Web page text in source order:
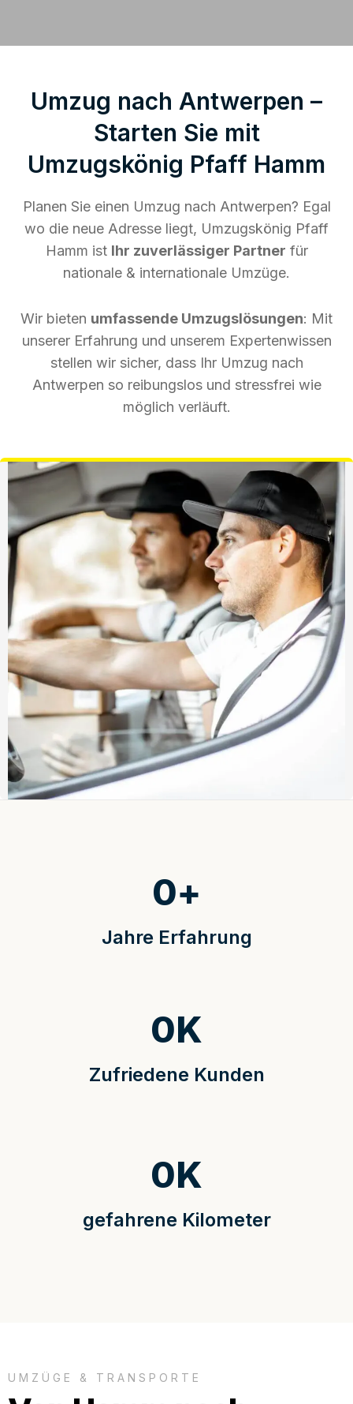
Umzug nach Antwerpen –
Starten Sie mit
Umzugskönig Pfaff Hamm
Planen Sie einen Umzug nach Antwerpen? Egal
wo die neue Adresse liegt, Umzugskönig Pfaff
Hamm ist Ihr zuverlässiger Partner für
nationale & internationale Umzüge.
Wir bieten umfassende Umzugslösungen: Mit
unserer Erfahrung und unserem Expertenwissen
stellen wir sicher, dass Ihr Umzug nach
Antwerpen so reibungslos und stressfrei wie
möglich verläuft.
Jahre Erfahrung
0+
Zufriedene Kunden
0K
gefahrene Kilometer
0K
UMZÜGE & TRANSPORTE